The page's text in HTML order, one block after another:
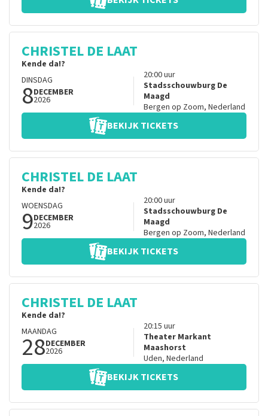
CHRISTEL DE LAAT
Kende da!?
DINSDAG
8DECEMBER
2026
20:00uur
Stadsschouwburg De
Maagd
Bergen op Zoom, Nederland
BEKIJK TICKETS
CHRISTEL DE LAAT
Kende da!?
WOENSDAG
9DECEMBER
2026
20:00uur
Stadsschouwburg De
Maagd
Bergen op Zoom, Nederland
BEKIJK TICKETS
CHRISTEL DE LAAT
Kende da!?
MAANDAG
28DECEMBER
2026
20:15 uur
Theater Markant
Maashorst
Uden, Nederland
BEKIJK TICKETS